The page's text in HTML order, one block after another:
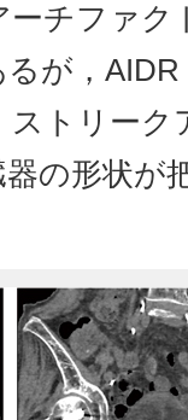
チファク
が，
ストリーク
の形状が